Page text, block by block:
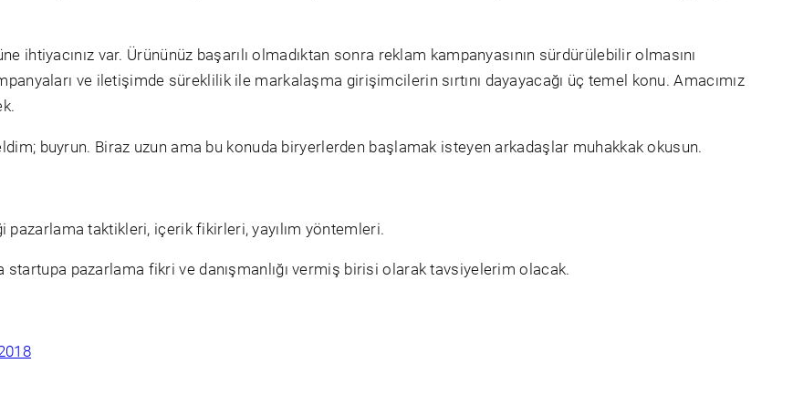
ihtiyacınız var. Ürününüz başarılı olmadıktan sonra reklam kampanyasının sürdürülebilir olmasını
ve iletişimde süreklilik ile markalaşma girişimcilerin sırtını dayayacağı üç temel konu. Amacımız
buyrun. Biraz uzun ama bu konuda biryerlerden başlamak isteyen arkadaşlar muhakkak okusun.
pazarlama taktikleri, içerik fikirleri, yayılım yöntemleri.
startupa pazarlama fikri ve danışmanlığı vermiş birisi olarak tavsiyelerim olacak.